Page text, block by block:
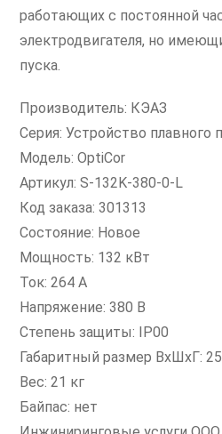
работающих с постоянной
электродвигателя, но
пуска.
Производитель: КЭАЗ
Серия: Устройство плавного
Модель: OptiCor
Артикул: S-132K-380-0-L
Код заказа: 301313
Состояние: Новое
Мощность: 132 кВт
Ток: 264 А
Напряжение: 380 В
Степень защиты: IP00
Габаритный размер ВxШxГ:
Вес: 21 кг
Байпас: нет